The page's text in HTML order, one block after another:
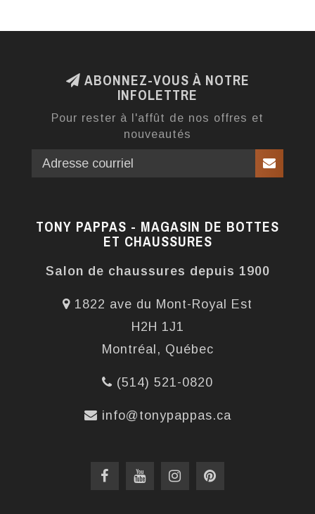
ABONNEZ-VOUS À NOTRE
INFOLETTRE
Pour rester à l'affût de nos offres et
nouveautés
TONY PAPPAS - MAGASIN DE BOTTES
ET CHAUSSURES
Salon de chaussures depuis 1900
1822 ave du Mont-Royal Est
H2H 1J1
Montréal, Québec
(514) 521-0820
info@tonypappas.ca